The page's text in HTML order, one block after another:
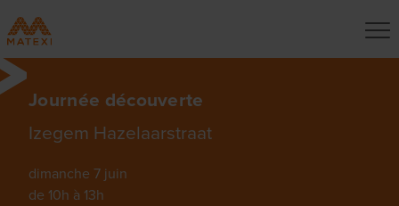
Journée découverte
Izegem Hazelaarstraat
dimanche 7 juin
de 10h à 13h